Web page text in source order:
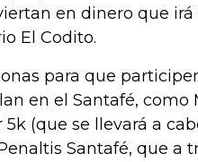
en dinero que
El Codito.
para que
en el Santafé, como
(que se llevará a
Santafé, que a